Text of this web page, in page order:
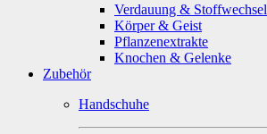
Verdauung & Stoffwechsel
Körper & Geist
Pflanzenextrakte
Knochen & Gelenke
Zubehör
Handschuhe